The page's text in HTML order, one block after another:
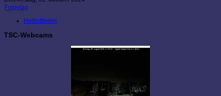
Folgetag
Herbstferien
TSC-Webcams